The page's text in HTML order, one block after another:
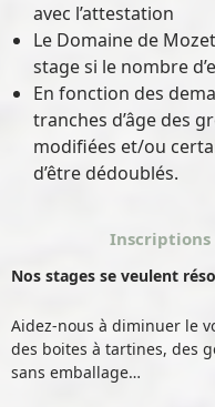
avec l’attestation
Le Domaine de
stage si le nombre
En fonction des
tranches d’âge des
modifiées et/ou
d’être dédoublés.
Inscriptions
Nos stages se veulent
Aidez-nous à diminuer le
des boites à tartines, des
sans emballage…